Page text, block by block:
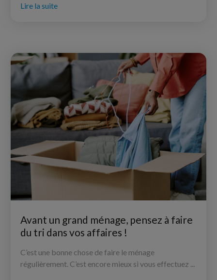
Lire la suite
Avant un grand ménage, pensez à faire
du tri dans vos affaires !
C’est une bonne chose de faire le ménage
régulièrement. C’est encore mieux si vous effectuez ...